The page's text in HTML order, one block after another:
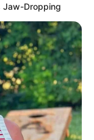
Better
Jaw-Dropping